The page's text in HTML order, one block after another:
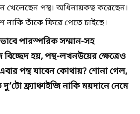
খেলেছেন পন্থ। অধিনায়কত্ব করেছেন।
নাকি তাঁকে ফিরে পেতে চাইছে।
পারস্পরিক সম্মান-সহ
বিচ্ছেদ হয়, পন্থ-লখনউয়ের ক্ষেত্রেও
এবার পন্থ যাবেন কোথায়? শোনা গেল,
ফ্র্যাঞ্চাইজি নাকি ময়দানে নেমে